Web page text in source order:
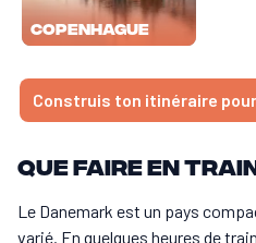
Copenhague
Construis ton itinéraire
Que faire en
Le Danemark est un pays
varié. En quelques heures de